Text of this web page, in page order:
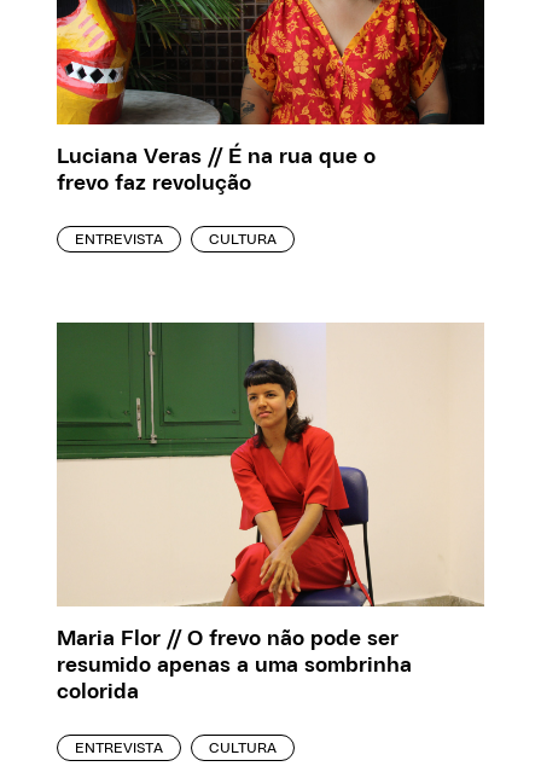
Luciana Veras // É na rua que o
frevo faz revolução
ENTREVISTA CULTURA
Maria Flor // O frevo não pode ser
resumido apenas a uma sombrinha
colorida
ENTREVISTA CULTURA